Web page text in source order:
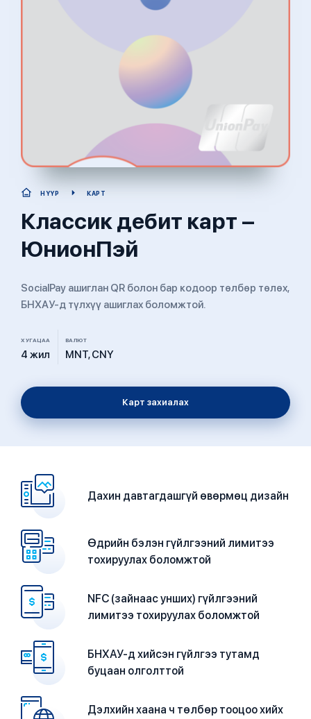
НҮҮР КАРТ
Классик дебит карт –
ЮнионПэй
SocialPay ашиглан QR болон бар кодоор төлбөр төлөх,
БНХАУ-д түлхүү ашиглах боломжтой.
ХУГАЦАА
4 жил
ВАЛЮТ
MNT, CNY
Карт захиалах
Дахин давтагдашгүй өвөрмөц дизайн
Өдрийн бэлэн гүйлгээний лимитээ
тохируулах боломжтой
NFC (зайнаас унших) гүйлгээний
лимитээ тохируулах боломжтой
БНХАУ-д хийсэн гүйлгээ тутамд
буцаан олголттой
Дэлхийн хаана ч төлбөр тооцоо хийх